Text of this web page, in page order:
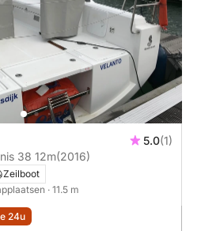
5.0(1)
38 12m(2016)
Zeilboot
· 11.5 m
24u